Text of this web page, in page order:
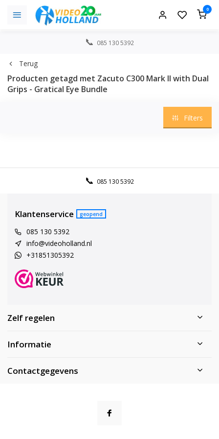
0
085 130 5392
Terug
Producten getagd met Zacuto C300 Mark II with Dual
Grips - Gratical Eye Bundle
Filters
085 130 5392
Klantenservice geopend
085 130 5392
info@videoholland.nl
+31851305392
Zelf regelen
Informatie
Contactgegevens